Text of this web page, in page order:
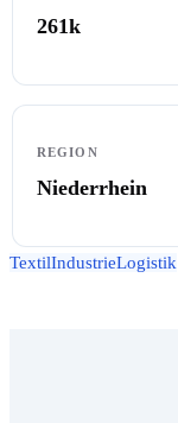
261k
REGION
Niederrhein
TextilIndustrieLogistik